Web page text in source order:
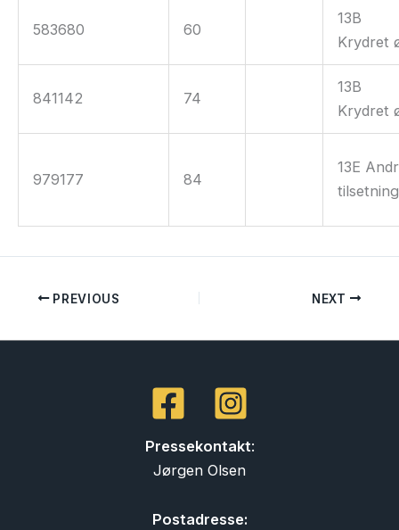
583680 60
13B
Krydret
841142 74
13B
Krydret
979177 84
13E
PREVIOUS NEXT
Pressekontakt:
Jørgen Olsen
Postadresse: